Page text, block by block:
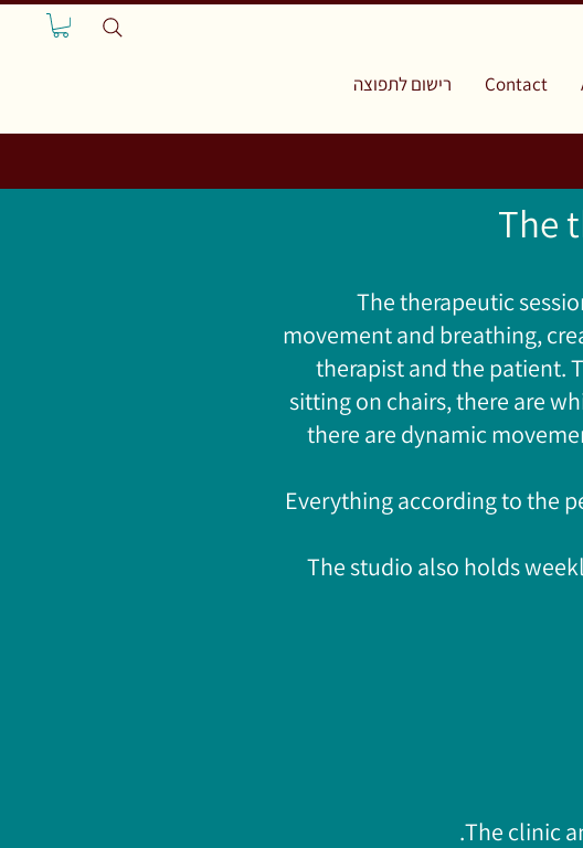
Contact רישום לתפוצה
The
The therapeutic
movement and breathing,
therapist and the patient.
sitting on chairs, there are
there are dynamic
Everything according to the
The studio also holds
The clinic